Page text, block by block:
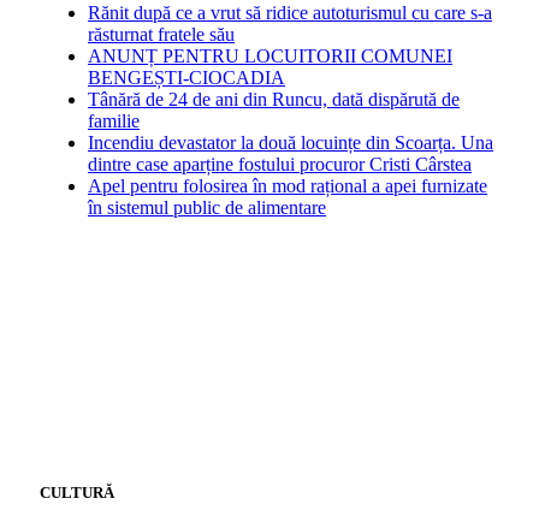
Rănit după ce a vrut să ridice autoturismul cu care s-a
răsturnat fratele său
ANUNȚ PENTRU LOCUITORII COMUNEI
BENGEȘTI-CIOCADIA
Tânără de 24 de ani din Runcu, dată dispărută de
familie
Incendiu devastator la două locuințe din Scoarța. Una
dintre case aparține fostului procuror Cristi Cârstea
Apel pentru folosirea în mod rațional a apei furnizate
în sistemul public de alimentare
CULTURĂ